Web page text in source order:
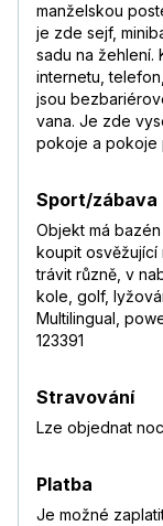
manželskou
je zde sejf,
sadu na žehlení.
internetu,
jsou
vana. Je zde
pokoje a pokoje
Sport/zábava
Objekt má
koupit osvěžující
trávit různě, v
kole, golf,
Multilingual,
123391
Stravování
Lze objednat
Platba
Je možné